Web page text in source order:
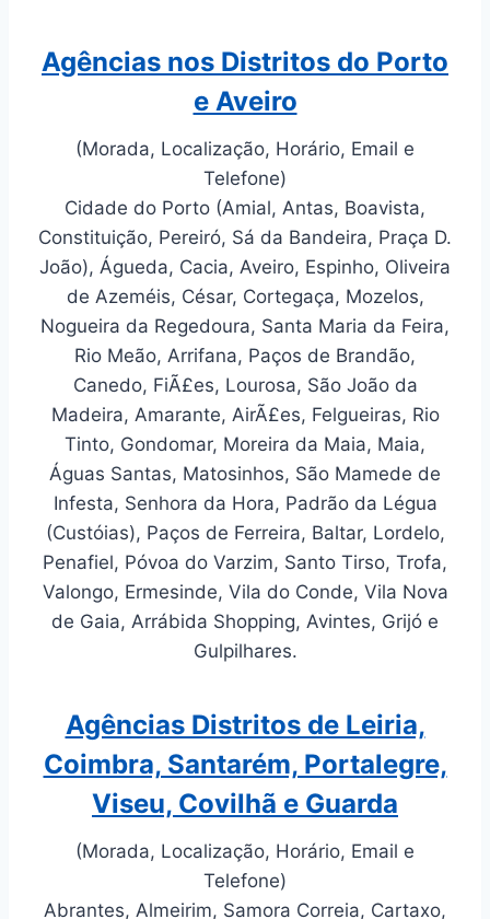
Agências nos Distritos do Porto
e Aveiro
(Morada, Localização, Horário, Email e
Telefone)
Cidade do Porto (Amial, Antas, Boavista,
Constituição, Pereiró, Sá da Bandeira, Praça D.
João), Águeda, Cacia, Aveiro, Espinho, Oliveira
de Azeméis, César, Cortegaça, Mozelos,
Nogueira da Regedoura, Santa Maria da Feira,
Rio Meão, Arrifana, Paços de Brandão,
Canedo, FiÃ£es, Lourosa, São João da
Madeira, Amarante, AirÃ£es, Felgueiras, Rio
Tinto, Gondomar, Moreira da Maia, Maia,
Águas Santas, Matosinhos, São Mamede de
Infesta, Senhora da Hora, Padrão da Légua
(Custóias), Paços de Ferreira, Baltar, Lordelo,
Penafiel, Póvoa do Varzim, Santo Tirso, Trofa,
Valongo, Ermesinde, Vila do Conde, Vila Nova
de Gaia, Arrábida Shopping, Avintes, Grijó e
Gulpilhares.
Agências Distritos de Leiria,
Coimbra, Santarém, Portalegre,
Viseu, Covilhã e Guarda
(Morada, Localização, Horário, Email e
Telefone)
Abrantes, Almeirim, Samora Correia, Cartaxo,